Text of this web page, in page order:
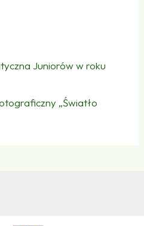
Juniorów w roku
„Światło